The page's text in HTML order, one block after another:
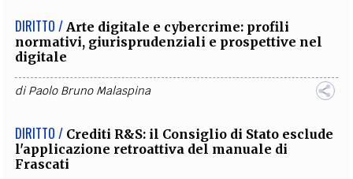
DIRITTO / Arte digitale e cybercrime: profili
normativi, giurisprudenziali e prospettive nel
digitale
diPaolo Bruno Malaspina
DIRITTO / Crediti R&S: il Consiglio di Stato esclude
l'applicazione retroattiva del manuale di
Frascati